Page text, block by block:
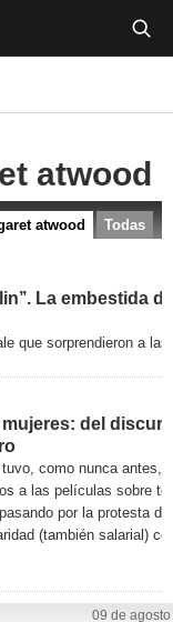
Crear cuenta
atwood
Todas
atwood
La embestida
que sorprendieron a
del
como nunca antes,
a las películas sobre
por la protesta
(también salarial)
09 de agosto